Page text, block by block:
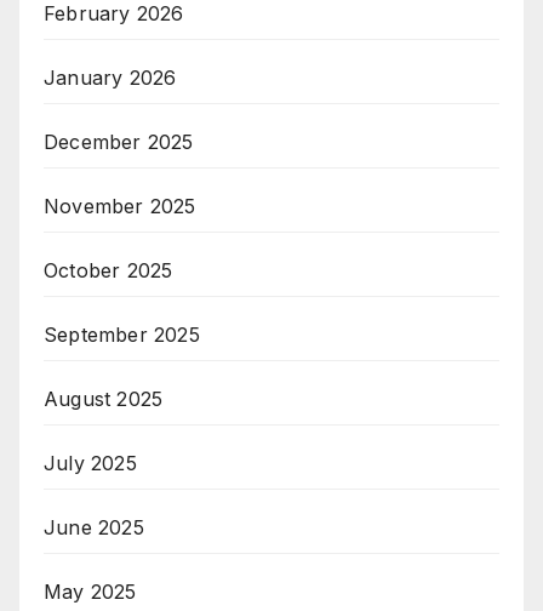
February 2026
January 2026
December 2025
November 2025
October 2025
September 2025
August 2025
July 2025
June 2025
May 2025